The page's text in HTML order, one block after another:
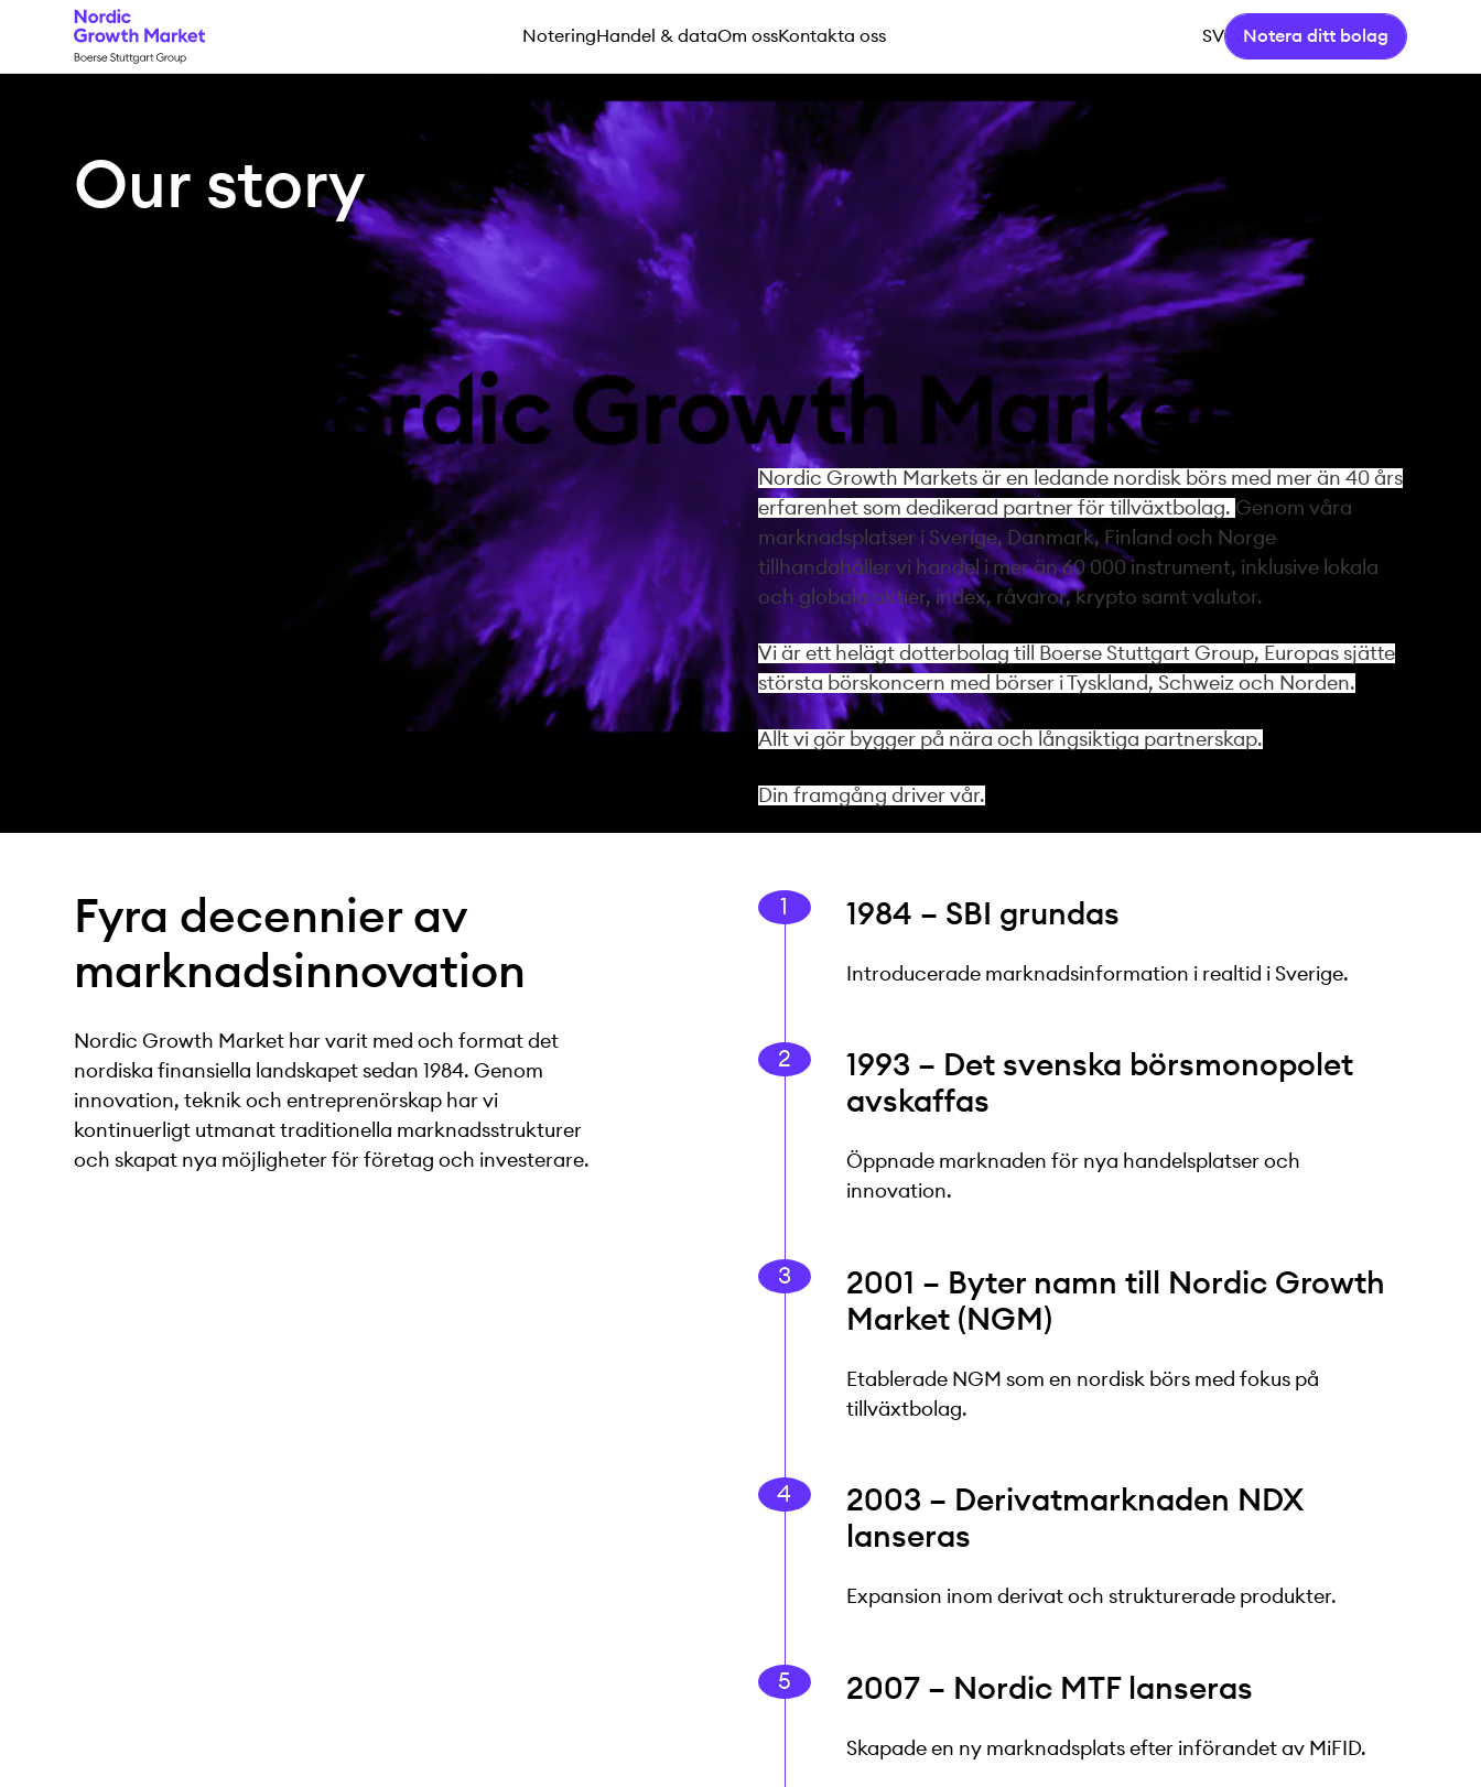
Notering Handel & dataOm ossKontakta oss SV Notera ditt bolag
Our story
Nordic Growth Markets är en ledande nordisk börs med mer än 40 års
erfarenhet som dedikerad partner för tillväxtbolag. Genom våra
marknadsplatser i Sverige, Danmark, Finland och Norge
tillhandahåller vi handel i mer än 60 000 instrument, inklusive lokala
och globala aktier, index, råvaror, krypto samt valutor.
Vi är ett helägt dotterbolag till Boerse Stuttgart Group, Europas sjätte
största börskoncern med börser i Tyskland, Schweiz och Norden.
Allt vi gör bygger på nära och långsiktiga partnerskap.
Din framgång driver vår.
Fyra decennier av
marknadsinnovation
Nordic Growth Market har varit med och format det
nordiska finansiella landskapet sedan 1984. Genom
innovation, teknik och entreprenörskap har vi
kontinuerligt utmanat traditionella marknadsstrukturer
och skapat nya möjligheter för företag och investerare.
1984 – SBI grundas
Introducerade marknadsinformation i realtid i Sverige.
1993 – Det svenska börsmonopolet
avskaffas
Öppnade marknaden för nya handelsplatser och
innovation.
2001 – Byter namn till Nordic Growth
Market (NGM)
Etablerade NGM som en nordisk börs med fokus på
tillväxtbolag.
2003 – Derivatmarknaden NDX
lanseras
Expansion inom derivat och strukturerade produkter.
2007 – Nordic MTF lanseras
Skapade en ny marknadsplats efter införandet av MiFID.